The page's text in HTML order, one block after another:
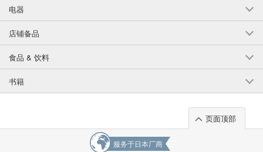
电器
店铺备品
食品 & 饮料
书籍
页面顶部
服务于日本厂商